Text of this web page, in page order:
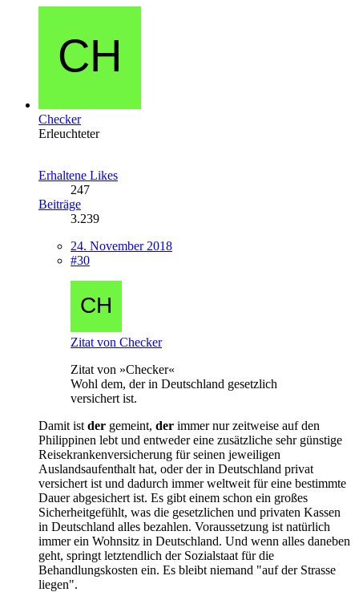
Checker
Erleuchteter
Erhaltene Likes
247
Beiträge
3.239
24. November 2018
#30
Zitat von Checker
Zitat von »Checker«
Wohl dem, der in Deutschland gesetzlich
versichert ist.
Damit ist der gemeint, der immer nur zeitweise auf den
Philippinen lebt und entweder eine zusätzliche sehr günstige
Reisekrankenversicherung für seinen jeweiligen
Auslandsaufenthalt hat, oder der in Deutschland privat
versichert ist und dadurch immer weltweit für eine bestimmte
Dauer abgesichert ist. Es gibt einem schon ein großes
Sicherheitgefühlt, was die gesetzlichen und privaten Kassen
in Deutschland alles bezahlen. Voraussetzung ist natürlich
immer ein Wohnsitz in Deutschland. Und wenn alles daneben
geht, springt letztendlich der Sozialstaat für die
Behandlungskosten ein. Es bleibt niemand "auf der Strasse
liegen".